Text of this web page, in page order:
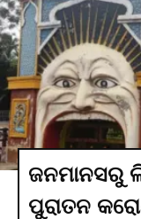
ଜନମାନସରୁ
ପୁରାତନ